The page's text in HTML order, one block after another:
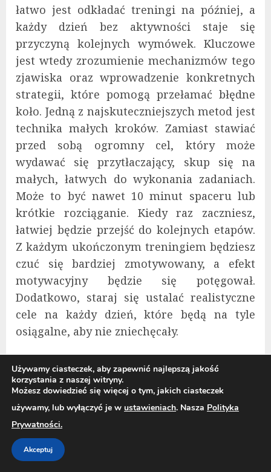
łatwo jest odkładać treningi na później, a
każdy dzień bez aktywności staje się
przyczyną kolejnych wymówek. Kluczowe
jest wtedy zrozumienie mechanizmów tego
zjawiska oraz wprowadzenie konkretnych
strategii, które pomogą przełamać błędne
koło. Jedną z najskuteczniejszych metod jest
technika małych kroków. Zamiast stawiać
przed sobą ogromny cel, który może
wydawać się przytłaczający, skup się na
małych, łatwych do wykonania zadaniach.
Może to być nawet 10 minut spaceru lub
krótkie rozciąganie. Kiedy raz zaczniesz,
łatwiej będzie przejść do kolejnych etapów.
Z każdym ukończonym treningiem będziesz
czuć się bardziej zmotywowany, a efekt
motywacyjny będzie się potęgował.
Dodatkowo, staraj się ustalać realistyczne
cele na każdy dzień, które będą na tyle
osiągalne, aby nie zniechęcały.
3. Jak nie rezygnować, gdy pojawiają
się wątpliwości?
W momentach wątpliwości, gdy czujesz, że
Twoje wysiłki są nieosiągalne, warto
znaleźć sposób na pozytywne podejście do
trudności. Zamiast postrzegać
Używamy ciasteczek, aby zapewnić najlepszą jakość
korzystania z naszej witryny.
Możesz dowiedzieć się więcej o tym, jakich ciasteczek
używamy, lub wyłączyć je w ustawieniach. Nasza Polityka
Prywatności.
Akceptuj